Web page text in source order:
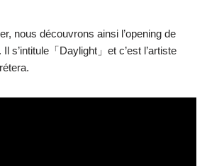
nous découvrons ainsi l’opening de
s’intitule「Daylight」et c’est l’artiste